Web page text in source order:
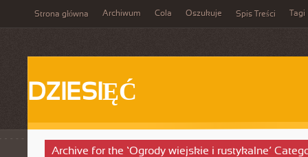
Strona główna Archiwum Cola Oszukuje Spis Treści Tagi
DZIESIĘĆ
Archive for the ‘Ogrody wiejskie i rustykalne’